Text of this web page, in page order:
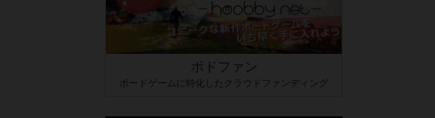
ボドファン
ボードゲームに特化したクラウドファンディング